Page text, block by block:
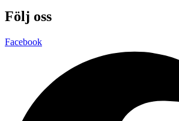
Följ oss
Facebook